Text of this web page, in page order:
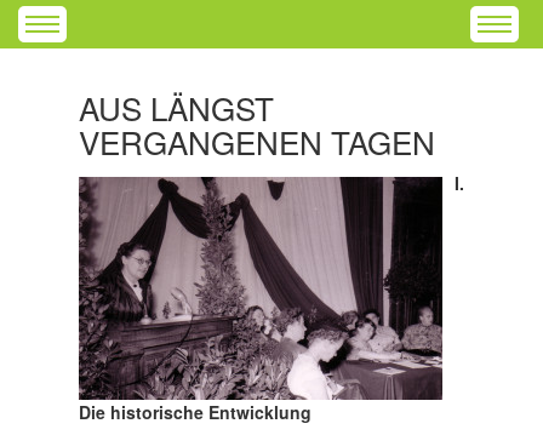
AUS LÄNGST
VERGANGENEN TAGEN
I.
Die historische Entwicklung